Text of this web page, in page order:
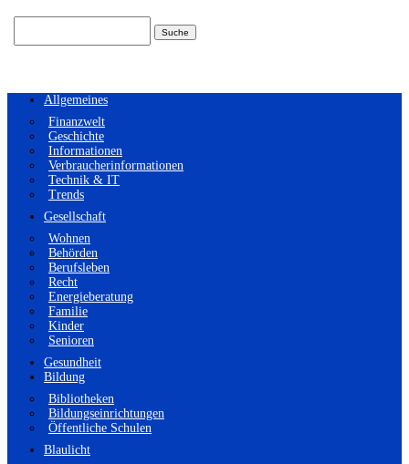
Allgemeines
Finanzwelt
Geschichte
Informationen
Verbraucherinformationen
Technik & IT
Trends
Gesellschaft
Wohnen
Behörden
Berufsleben
Recht
Energieberatung
Familie
Kinder
Senioren
Gesundheit
Bildung
Bibliotheken
Bildungseinrichtungen
Öffentliche Schulen
Blaulicht